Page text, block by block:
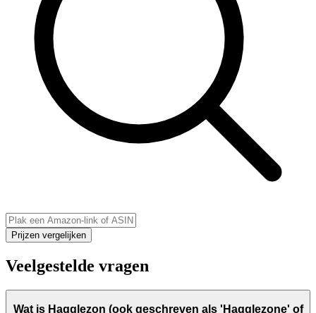
Prijzen vergelijken
Veelgestelde vragen
Wat is Hagglezon (ook geschreven als 'Hagglezone' of